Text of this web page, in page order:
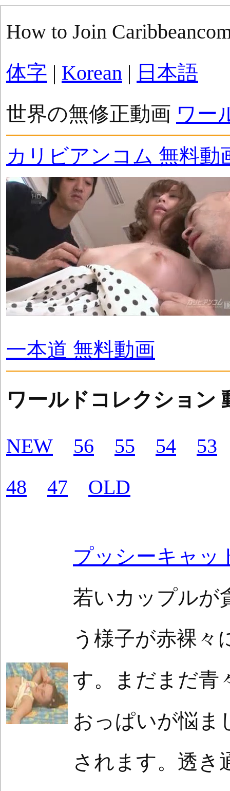
How to Join
体字 | Korean | 日本語
世界の無修正動画 ワー
カリビアンコム 無料動
一本道 無料動画
ワールドコレクション
NEW
56 55 54
53
48
47 OLD
プッシーキャッ
若いカップルが
う様子が赤裸々
す。まだまだ青
おっぱいが悩ま
されます。透き